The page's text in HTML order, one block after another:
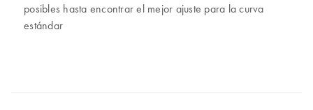
posibles hasta encontrar el mejor ajuste para la curva
estándar